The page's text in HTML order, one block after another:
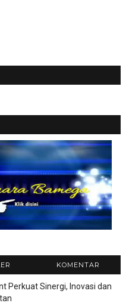
KOMENTAR
Perkuat Sinergi, Inovasi dan